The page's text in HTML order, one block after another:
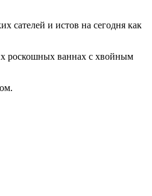
сателей и истов на сегодня как
роскошных ваннах с хвойным